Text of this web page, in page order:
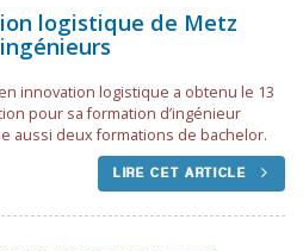
logistique de Metz
innovation logistique a obtenu le 13
pour sa formation d’ingénieur
aussi deux formations de bachelor.
LIRE CET ARTICLE